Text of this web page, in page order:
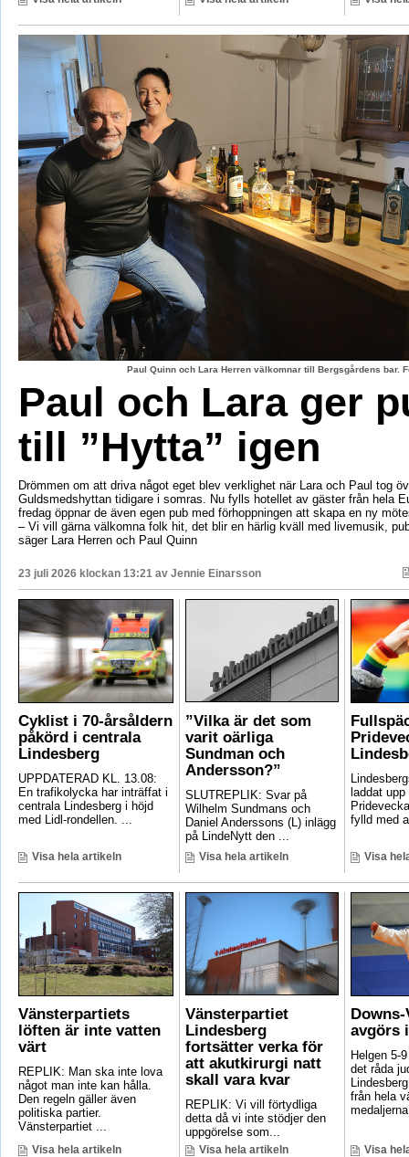
Paul Quinn och Lara Herren välkomnar till Bergsgårdens bar.
Paul och Lara ger
till ”Hytta” igen
Drömmen om att driva något eget blev verklighet när Lara och Paul tog
Guldsmedshyttan tidigare i somras. Nu fylls hotellet av gäster från hela
fredag öppnar de även egen pub med förhoppningen att skapa en ny
– Vi vill gärna välkomna folk hit, det blir en härlig kväll med livemusik,
säger Lara Herren och Paul Quinn
23 juli 2026 klockan 13:21 av Jennie Einarsson
Cyklist i 70-årsåldern
påkörd i centrala
Lindesberg
UPPDATERAD KL. 13.08:
En trafikolycka har inträffat i
centrala Lindesberg i höjd
med Lidl-rondellen. ...
Visa hela artikeln
”Vilka är det som
varit oärliga
Sundman och
Andersson?”
SLUTREPLIK: Svar på
Wilhelm Sundmans och
Daniel Anderssons (L) inlägg
på LindeNytt den ...
Visa hela artikeln
laddat
fylld med
Visa
Vänsterpartiets
löften är inte vatten
värt
REPLIK: Man ska inte lova
något man inte kan hålla.
Den regeln gäller även
politiska partier.
Vänsterpartiet ...
Visa hela artikeln
Vänsterpartiet
Lindesberg
fortsätter verka för
att akutkirurgi natt
skall vara kvar
REPLIK: Vi vill förtydliga
detta då vi inte stödjer den
uppgörelse som...
Visa hela artikeln
avgörs
Helgen 5-
det råda
från hela
Visa